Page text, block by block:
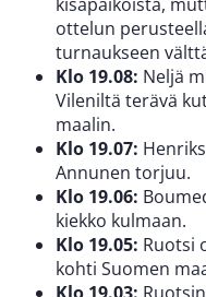
ottelun
turnaukseen
Klo 19.08: Neljä
Vileniltä terävä
maalin.
Klo 19.07:
Annunen torjuu.
Klo 19.06:
kiekko kulmaan.
Klo 19.05: Ruotsi
kohti Suomen